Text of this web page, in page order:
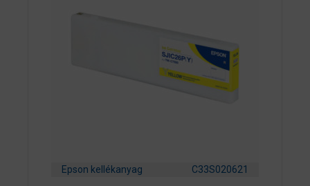
Epson kellékanyag C33S020621